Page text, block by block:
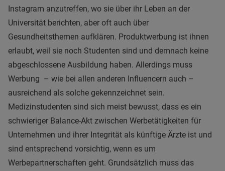
Instagram anzutreffen, wo sie über ihr Leben an der
Universität berichten, aber oft auch über
Gesundheitsthemen aufklären. Produktwerbung ist ihnen
erlaubt, weil sie noch Studenten sind und demnach keine
abgeschlossene Ausbildung haben. Allerdings muss
Werbung – wie bei allen anderen Influencern auch –
ausreichend als solche gekennzeichnet sein.
Medizinstudenten sind sich meist bewusst, dass es ein
schwieriger Balance-Akt zwischen Werbetätigkeiten für
Unternehmen und ihrer Integrität als künftige Ärzte ist und
sind entsprechend vorsichtig, wenn es um
Werbepartnerschaften geht. Grundsätzlich muss das